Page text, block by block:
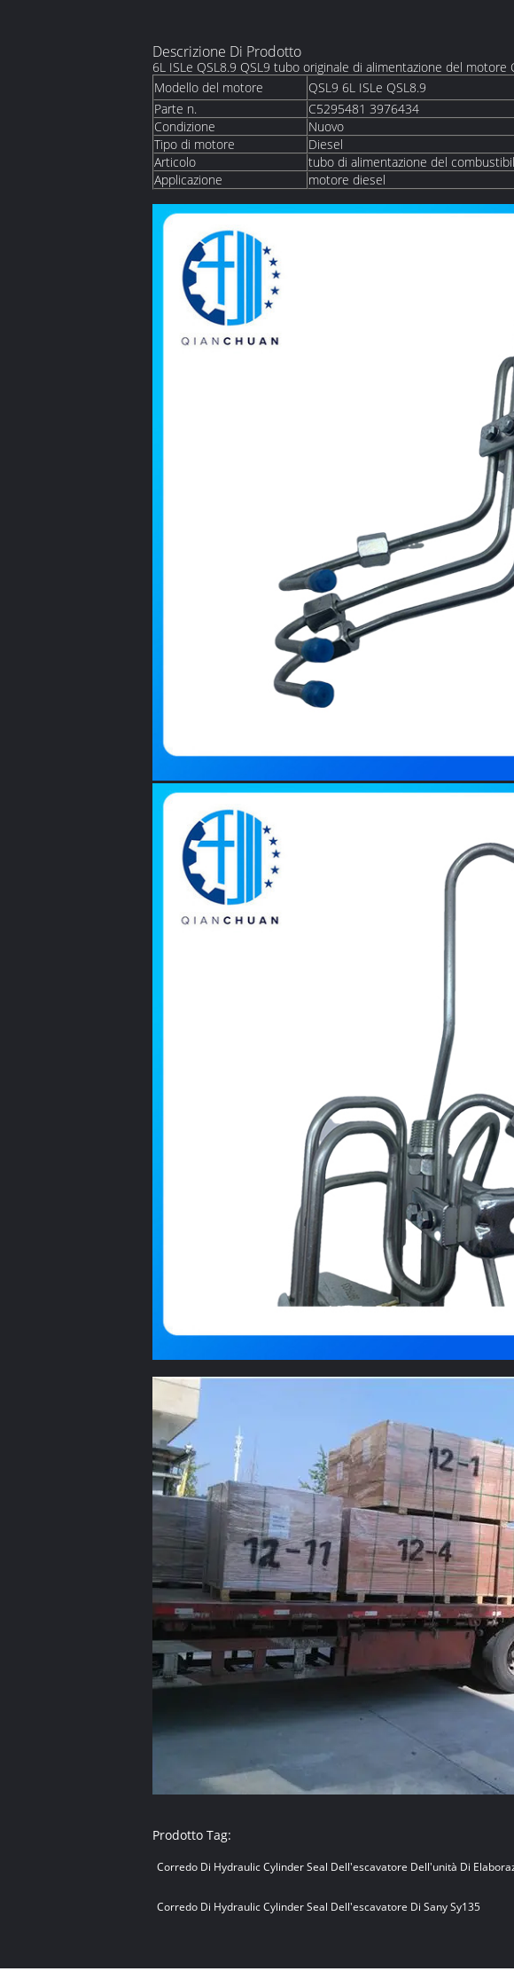
Descrizione Di Prodotto
6L ISLe QSL8.9 QSL9 tubo originale di alimentazione del
Modello del motore
QSL9 6L ISLe QSL8.9
Parte n.
C5295481 3976434
Condizione
Nuovo
Tipo di motore
Diesel
Articolo
tubo di alimentazione del
Applicazione
motore diesel
Prodotto Tag:
Corredo Di Hydraulic Cylinder Seal Dell'escavatore Dell'unità Di
Corredo Di Hydraulic Cylinder Seal Dell'escavatore Di Sany Sy135